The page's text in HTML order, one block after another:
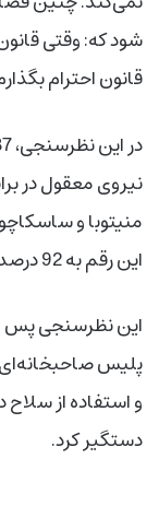
شود که: وقتی
قانون احترام
نیروی معقول در
این رقم به 92 درصد رسید.
پلیس صاحبخانه‌ای
و استفاده از
دستگیر کرد.